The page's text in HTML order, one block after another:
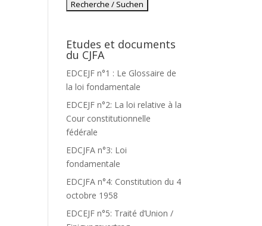
Etudes et documents
du CJFA
EDCEJF n°1 : Le Glossaire de
la loi fondamentale
EDCEJF n°2: La loi relative à la
Cour constitutionnelle
fédérale
EDCJFA n°3: Loi
fondamentale
EDCJFA n°4: Constitution du 4
octobre 1958
EDCEJF n°5: Traité d’Union /